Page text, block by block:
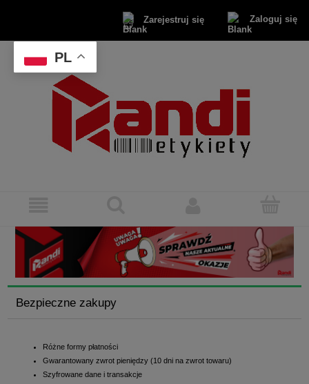
Zarejestruj się Zaloguj się
Bezpieczne zakupy
Różne formy płatności
Gwarantowany zwrot pieniędzy (10 dni na zwrot towaru)
Szyfrowane dane i transakcje
PL